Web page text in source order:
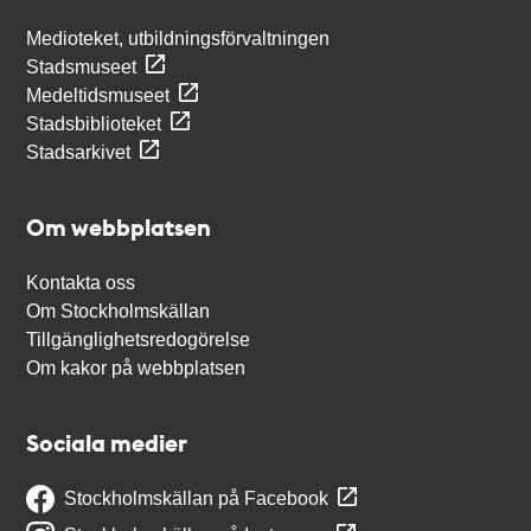
Medioteket, utbildningsförvaltningen
Stadsmuseet
Medeltidsmuseet
Stadsbiblioteket
Stadsarkivet
Om webbplatsen
Kontakta oss
Om Stockholmskällan
Tillgänglighetsredogörelse
Om kakor på webbplatsen
Sociala medier
Stockholmskällan på Facebook